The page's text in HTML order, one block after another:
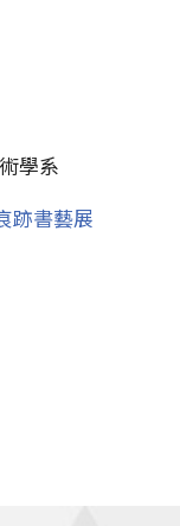
學系
跡書藝展